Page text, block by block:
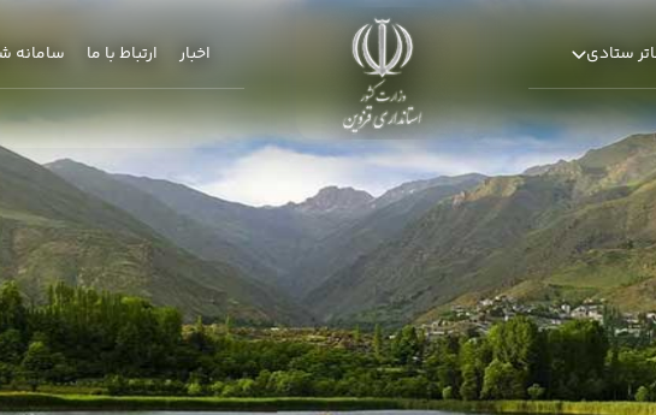
ستادی اخبار ارتباط با ما سامانه